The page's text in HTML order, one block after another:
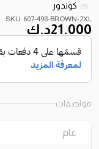
كوندور
SKU: 607-498-BROWN-2XL
21.000د.ك
مواصفات
عام